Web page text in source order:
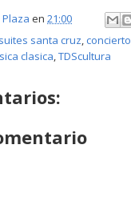
en 21:00
santa cruz,concierto
clasica,TDScultura